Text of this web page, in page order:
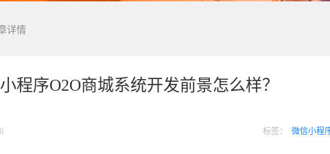
详情
程序O2O商城系统开发前景怎么样？
标签： 微信小程